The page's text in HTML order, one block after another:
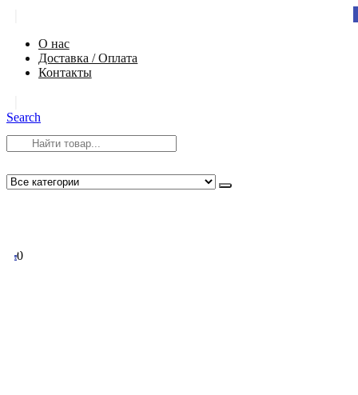
О нас
Доставка / Оплата
Контакты
Search
00